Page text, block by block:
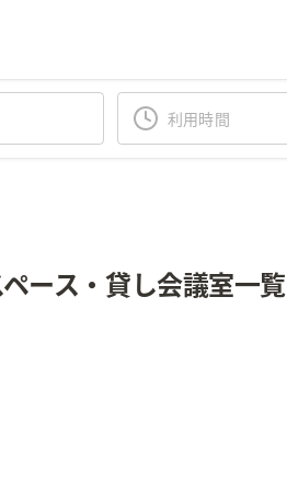
ース・貸し会議室一覧